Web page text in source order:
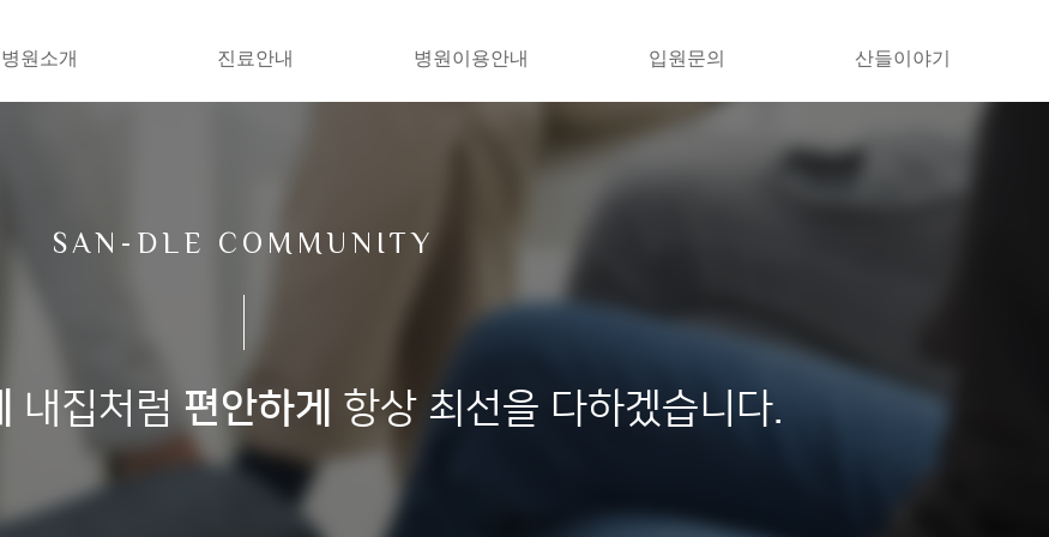
병원소개 진료안내 병원이용안내 입원문의 산들이야기
SAN-DLE COMMUNITY
내집처럼 편안하게 항상 최선을 다하겠습니다.